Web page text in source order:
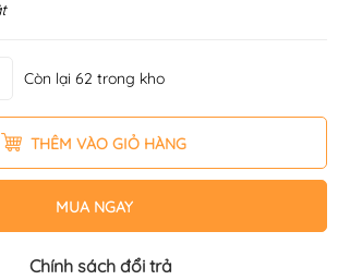
Còn lại 62 trong kho
THÊM VÀO GIỎ HÀNG
MUA NGAY
Chính sách đổi trả